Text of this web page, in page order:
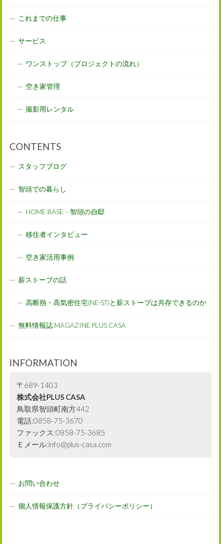
これまでの仕事
サービス
ワンストップ（プロジェクトの流れ）
空き家管理
撮影用レンタル
CONTENTS
スタッフブログ
智頭での暮らし
HOME BASE – 智頭の自邸
移住者インタビュー
空き家活用事例
薪ストーブの話
高断熱・高気密住宅(NE-ST)と薪ストーブは共存できるのか
無料情報誌 MAGAZINE PLUS CASA
INFORMATION
〒689-1403
株式会社PLUS CASA
鳥取県智頭町南方442
電話:0858-75-3670
ファックス:0858-75-3685
Ｅメール:info@plus-casa.com
お問い合わせ
個人情報保護方針（プライバシーポリシー）